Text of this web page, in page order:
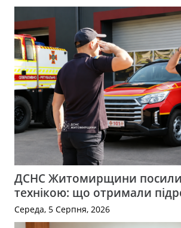
ДСНС Житомирщини
технікою: що отримали
Середа, 5 Серпня, 2026